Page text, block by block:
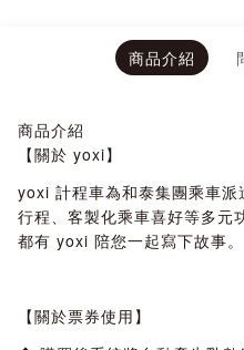
商品介紹
商品介紹
【關於 yoxi】
yoxi 計程車為和泰集團乘車
行程、客製化乘車喜好等多元
都有 yoxi 陪您一起寫下故事。
【關於票券使用】